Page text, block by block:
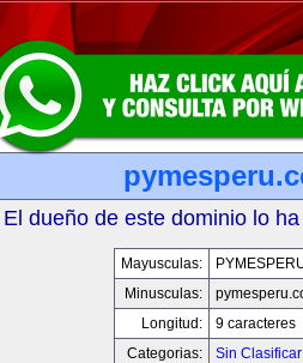
El dueño de este dominio lo
Mayusculas:
Minusculas:
Longitud:
9 caracteres
Categorias:
Sin Clasificar